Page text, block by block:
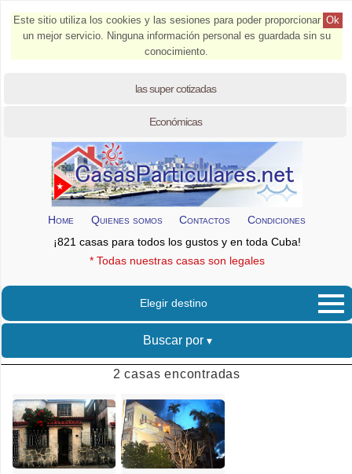
Ok
Este sitio utiliza los cookies y las sesiones para poder proporcionar
un mejor servicio. Ninguna información personal es guardada sin su
conocimiento.
las super cotizadas
Económicas
Home Quienes somos Contactos
Condiciones
¡821 casas para todos los gustos y en toda Cuba!
* Todas nuestras casas son legales
Elegir destino
Buscar por
2 casas encontradas